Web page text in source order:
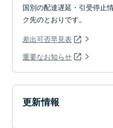
国別の配達遅延・引受停止
ク先のとおりです。
差出可否早見表
重要なお知らせ
更新情報